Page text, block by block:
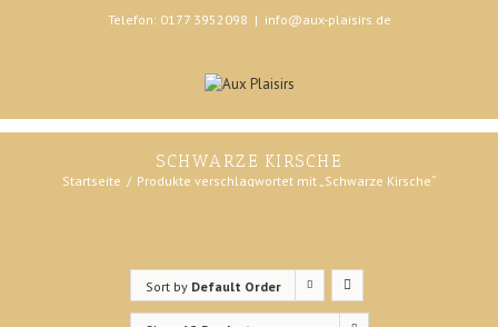
Telefon: 0177 3952098 | info@aux-plaisirs.de
SCHWARZE KIRSCHE
Startseite Produkte verschlagwortet mit „Schwarze Kirsche“
Sort by Default Order